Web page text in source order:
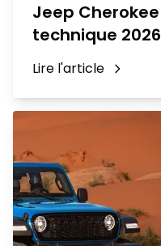
Jeep
technique 2026
Lire l'article